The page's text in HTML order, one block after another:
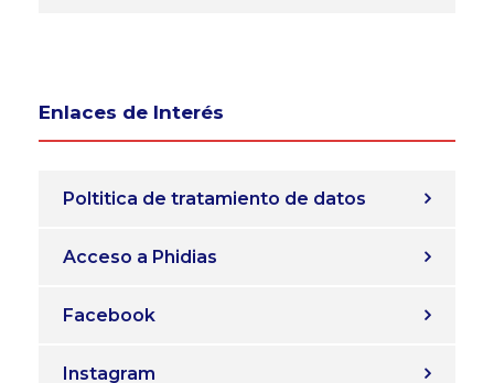
Enlaces de Interés
Poltitica de tratamiento de datos
Acceso a Phidias
Facebook
Instagram